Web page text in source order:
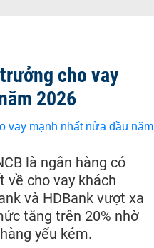
cho vay
2026
là ngân hàng có
về cho vay khách
và HDBank vượt xa
tăng trên 20% nhờ
yếu kém.